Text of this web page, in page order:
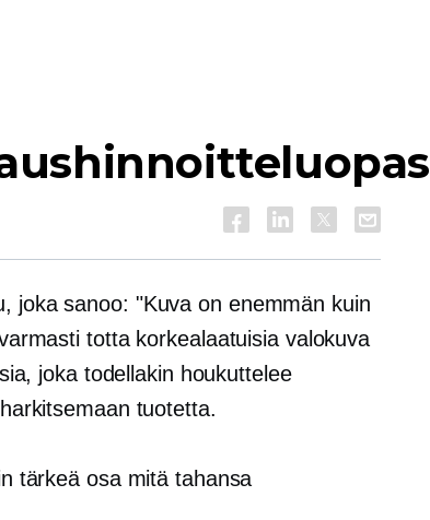
joka sanoo: "Kuva on enemmän kuin
totta korkealaatuisiavalokuva
joka todellakin houkuttelee
tuotetta.
tärkeä osa mitä tahansa